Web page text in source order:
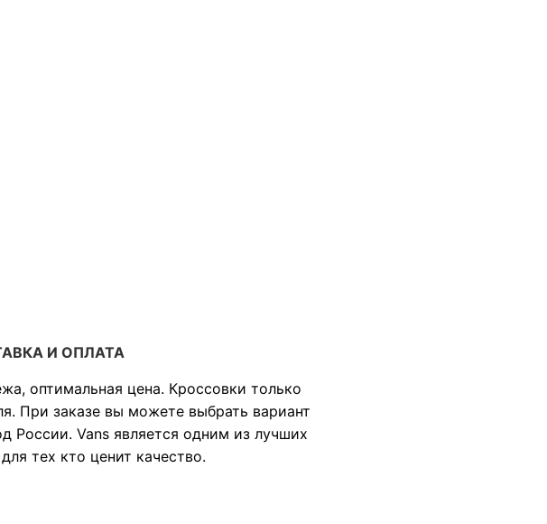
И ОПЛАТА
оптимальная цена. Кроссовки только
При заказе вы можете выбрать вариант
России. Vans является одним из лучших
тех кто ценит качество.